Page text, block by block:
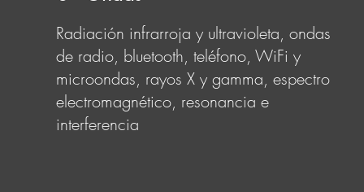
Radiación infrarroja y ultravioleta, ondas
de radio, bluetooth, teléfono, WiFi y
microondas, rayos X y gamma, espectro
electromagnético, resonancia e
interferencia